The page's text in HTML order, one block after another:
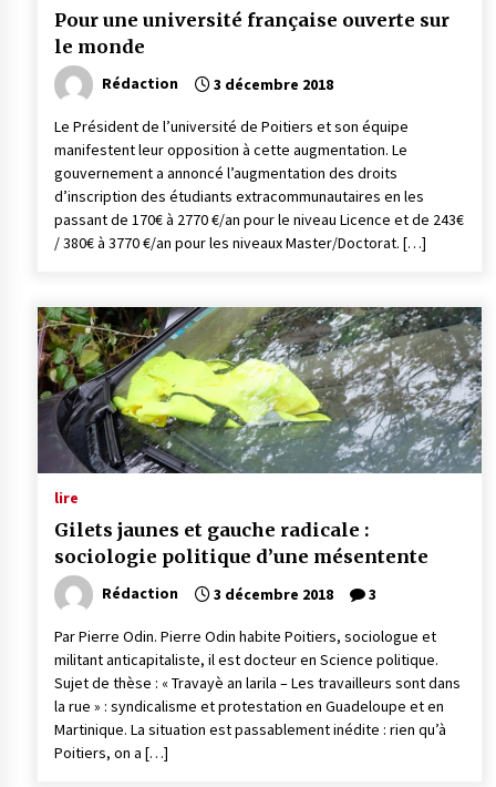
Pour une université française ouverte sur
le monde
Rédaction 3 décembre 2018
Le Président de l’université de Poitiers et son équipe
manifestent leur opposition à cette augmentation. Le
gouvernement a annoncé l’augmentation des droits
d’inscription des étudiants extracommunautaires en les
passant de 170€ à 2770 €/an pour le niveau Licence et de 243€
/ 380€ à 3770 €/an pour les niveaux Master/Doctorat. […]
lire
Gilets jaunes et gauche radicale :
sociologie politique d’une mésentente
Rédaction 3 décembre 2018 3
Par Pierre Odin. Pierre Odin habite Poitiers, sociologue et
militant anticapitaliste, il est docteur en Science politique.
Sujet de thèse : « Travayè an larila – Les travailleurs sont dans
la rue » : syndicalisme et protestation en Guadeloupe et en
Martinique. La situation est passablement inédite : rien qu’à
Poitiers, on a […]